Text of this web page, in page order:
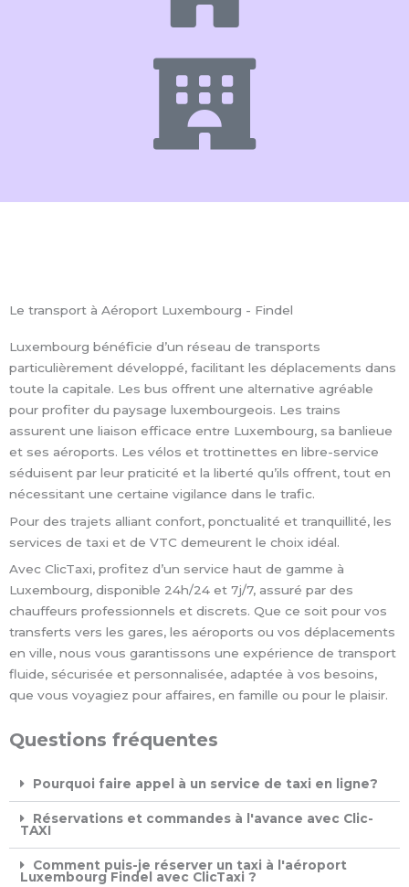
Le transport à Aéroport Luxembourg - Findel
Luxembourg bénéficie d’un réseau de transports
particulièrement développé, facilitant les déplacements dans
toute la capitale. Les bus offrent une alternative agréable
pour profiter du paysage luxembourgeois. Les trains
assurent une liaison efficace entre Luxembourg, sa banlieue
et ses aéroports. Les vélos et trottinettes en libre-service
séduisent par leur praticité et la liberté qu’ils offrent, tout en
nécessitant une certaine vigilance dans le trafic.
Pour des trajets alliant confort, ponctualité et tranquillité, les
services de taxi et de VTC demeurent le choix idéal.
Avec ClicTaxi, profitez d’un service haut de gamme à
Luxembourg, disponible 24h/24 et 7j/7, assuré par des
chauffeurs professionnels et discrets. Que ce soit pour vos
transferts vers les gares, les aéroports ou vos déplacements
en ville, nous vous garantissons une expérience de transport
fluide, sécurisée et personnalisée, adaptée à vos besoins,
que vous voyagiez pour affaires, en famille ou pour le plaisir.
Questions fréquentes
Pourquoi faire appel à un service de taxi en ligne?
Réservations et commandes à l'avance avec Clic-
TAXI ​
Comment puis-je réserver un taxi à l'aéroport
Luxembourg Findel avec ClicTaxi ?